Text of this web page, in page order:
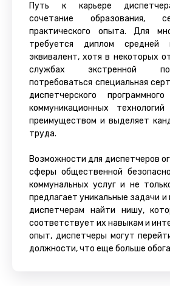
Путь к карьере
сочетание образования,
практического опыта. Для
требуется диплом
эквивалент, хотя в некоторых
службах экстренной
потребоваться специальная
диспетчерского
коммуникационных
преимуществом и выделяет
труда.
Возможности для диспетчеров
сферы общественной
коммунальных услуг и не
предлагает уникальные задачи и
диспетчерам найти нишу,
соответствует их навыкам и
опыт, диспетчеры могут
должности, что еще больше